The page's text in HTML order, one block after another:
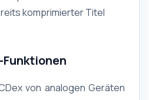
komprimierter Titel
Funktionen
von analogen Geräten